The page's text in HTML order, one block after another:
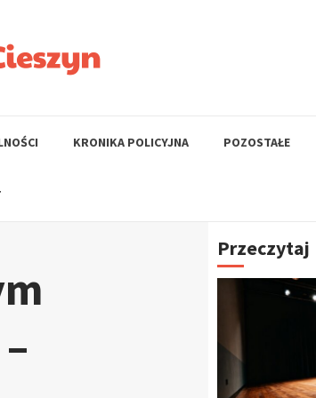
KRONIKA POLICYJNA POZOSTAŁE
Przeczytaj